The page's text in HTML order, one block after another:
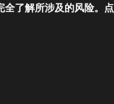
了解所涉及的风险。